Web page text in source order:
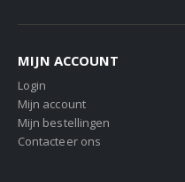
MIJN ACCOUNT
Login
Mijn account
Mijn bestellingen
Contacteer ons